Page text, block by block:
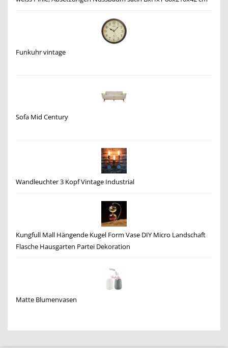
Funkuhr vintage
Sofa Mid Century
Wandleuchter 3 Kopf Vintage Industrial
Kungfull Mall Hängende Kugel Form Vase DIY Micro Landschaft
Flasche Hausgarten Partei Dekoration
Matte Blumenvasen